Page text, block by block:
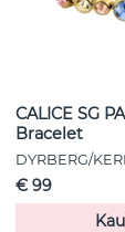
CALICE SG
Bracelet
DYRBERG/
€ 99